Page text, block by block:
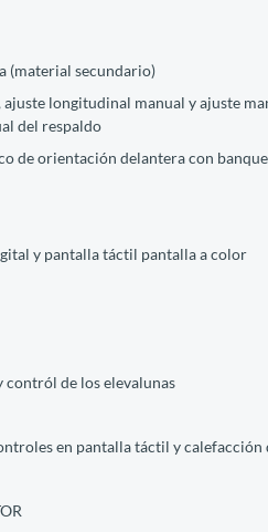
(material secundario)
longitudinal manual y ajuste
del respaldo
de orientación delantera con
y pantalla táctil pantalla a color
contról de los elevalunas
en pantalla táctil y